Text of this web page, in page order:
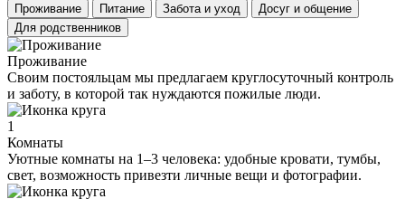
Проживание Питание Забота и уход
Досуг и общение
Для родственников
Проживание
Своим постояльцам мы предлагаем круглосуточный контроль
и заботу, в которой так нуждаются пожилые люди.
1
Комнаты
Уютные комнаты на 1–3 человека: удобные кровати, тумбы,
свет, возможность привезти личные вещи и фотографии.